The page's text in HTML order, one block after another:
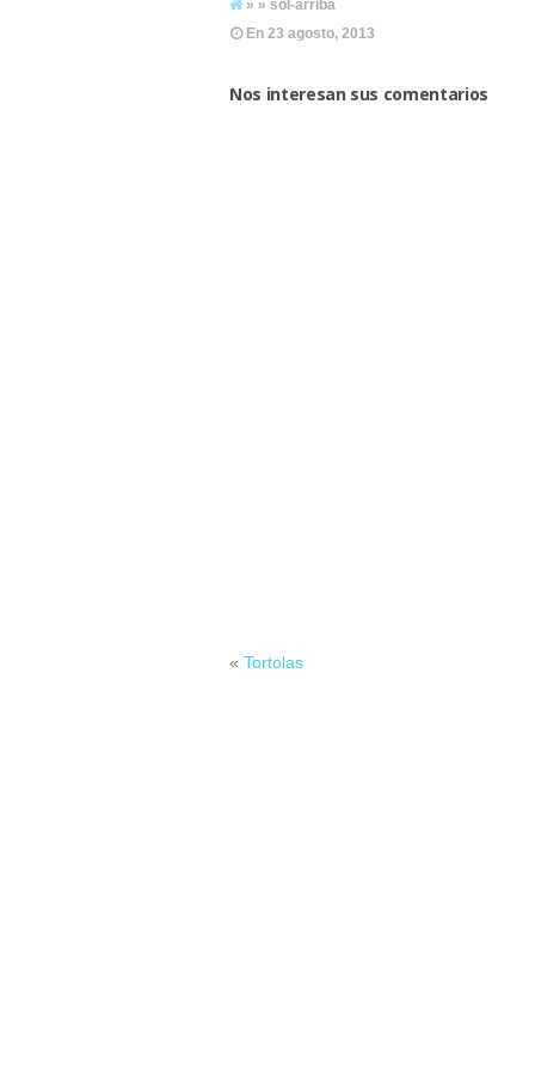
» » sol-arriba
En 23 agosto, 2013
Nos interesan sus comentarios
« Tortolas